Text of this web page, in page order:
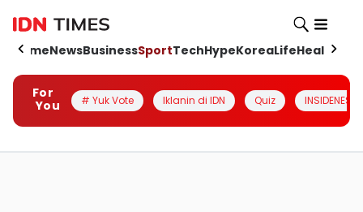
HomeNewsBusinessSportTechHypeKoreaLifeHealth
For
You
# Yuk Vote Iklanin di IDN Quiz INSIDENESIA